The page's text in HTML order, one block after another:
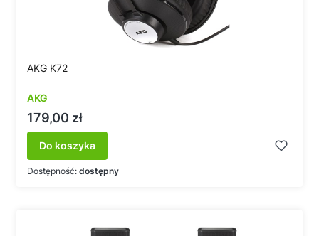
AKG K72
AKG
Cena
179,00 zł
Do koszyka
Dostępność: dostępny